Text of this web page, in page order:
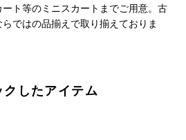
ト等のミニスカートまでご用意。古
ではの品揃えで取り揃えておりま
クしたアイテム